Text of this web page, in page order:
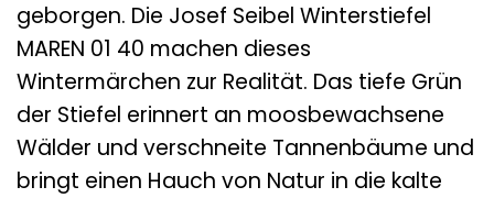
geborgen. Die Josef Seibel Winterstiefel
MAREN 01 40 machen dieses
Wintermärchen zur Realität. Das tiefe Grün
der Stiefel erinnert an moosbewachsene
Wälder und verschneite Tannenbäume und
bringt einen Hauch von Natur in die kalte